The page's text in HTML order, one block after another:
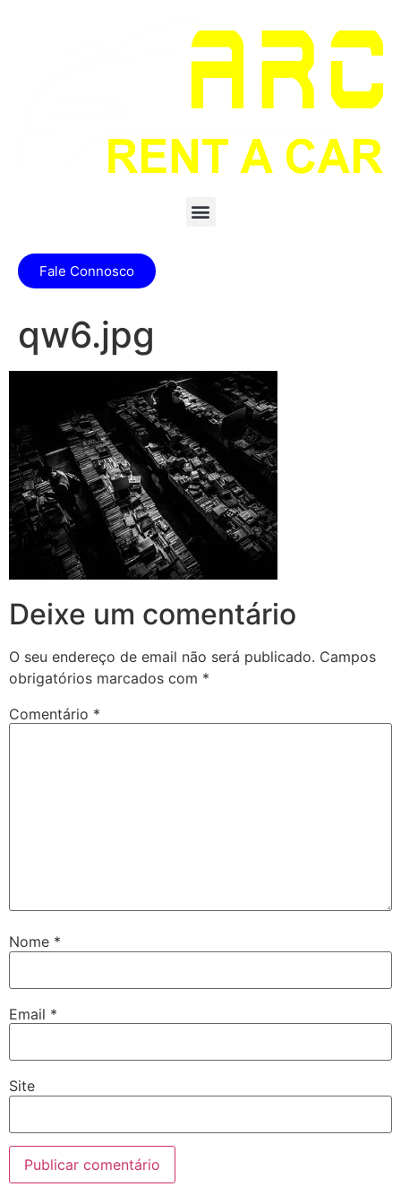
Fale Connosco
qw6.jpg
Deixe um comentário
O seu endereço de email não será publicado. Campos
obrigatórios marcados com *
Comentário *
Nome *
Email *
Site